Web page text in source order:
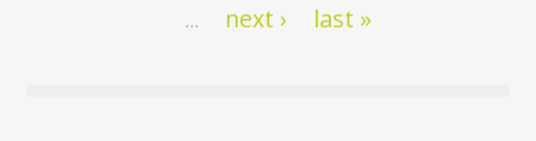
… next › last »